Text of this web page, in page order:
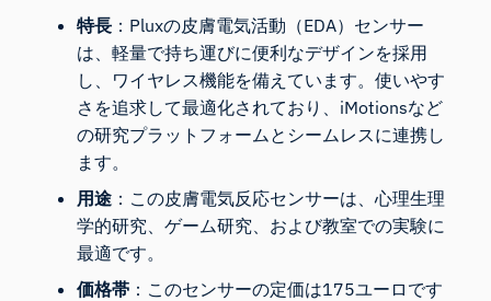
特長 ： Pluxの皮膚電気活動（EDA）センサー
は、軽量で持ち運びに便利なデザインを採用
し、ワイヤレス機能を備えています。使いやす
さを追求して最適化されており、iMotionsなど
の研究プラットフォームとシームレスに連携し
ます。
用途 ：この皮膚電気反応センサーは、心理生理
学的研究、ゲーム研究、および教室での実験に
最適です。
価格帯 ：このセンサーの定価は175ユーロです